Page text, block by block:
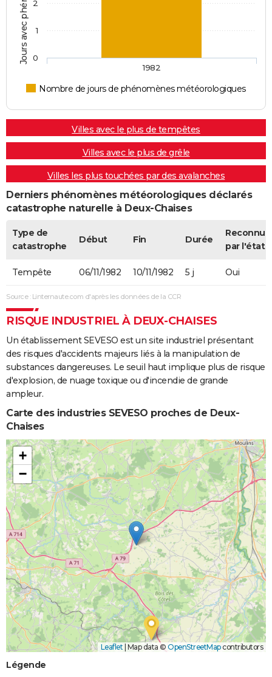
Nombre de jours de phénomènes météorologiques
1982
0
1
2
Villes avec le plus de tempêtes
Villes avec le plus de grêle
Villes les plus touchées par des avalanches
Derniers phénomènes météorologiques déclarés
catastrophe naturelle à Deux-Chaises
Type de
catastrophe
Début Fin Durée
Reconnue
par l'état
Tempête 06/11/1982 10/11/1982 5 j Oui
Source : Linternaute.com d'après les données de la CCR
RISQUE INDUSTRIEL À DEUX-CHAISES
Un établissement SEVESO est un site industriel présentant
des risques d'accidents majeurs liés à la manipulation de
substances dangereuses. Le seuil haut implique plus de risque
d'explosion, de nuage toxique ou d'incendie de grande
ampleur.
Carte des industries SEVESO proches de Deux-
Chaises
+
−
Leaflet | Map data © OpenStreetMapcontributors
Légende